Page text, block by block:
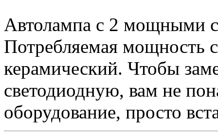
Автолампа с 2 мощными
Потребляемая мощность
керамический. Чтобы
светодиодную, вам не
оборудование, просто